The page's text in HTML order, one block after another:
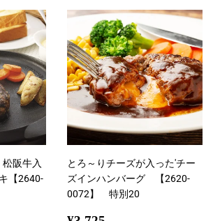
阪牛入
【2640-
とろ～りチーズが入った'チー
ズインハンバーグ 【2620-
0072】 特別20